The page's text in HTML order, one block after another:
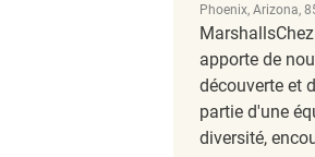
Phoenix, Arizona,
apporte de
découverte et
partie d'une
diversité,